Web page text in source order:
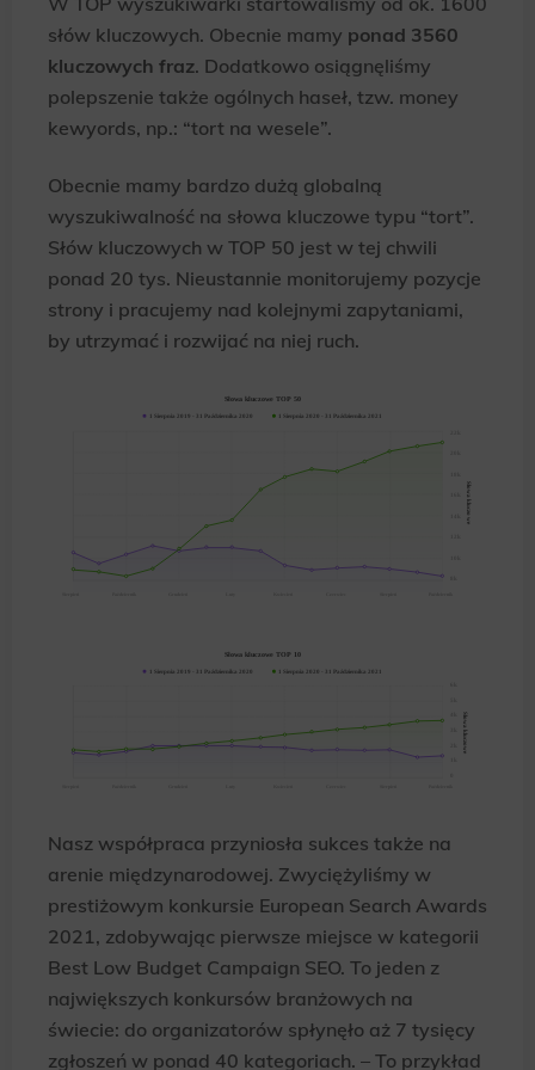
websites, profile the user, providing him or her with the marketing, advertising and retargeting content deemed most
słów kluczowych. Obecnie mamy ponad 3560
kluczowych fraz. Dodatkowo osiągnęliśmy
polepszenie także ogólnych haseł, tzw. money
kewyords, np.: “tort na wesele”.
Obecnie mamy bardzo dużą globalną
wyszukiwalność na słowa kluczowe typu “tort”.
Słów kluczowych w TOP 50 jest w tej chwili
ponad 20 tys. Nieustannie monitorujemy pozycje
strony i pracujemy nad kolejnymi zapytaniami,
by utrzymać i rozwijać na niej ruch.
Nasz współpraca przyniosła sukces także na
arenie międzynarodowej. Zwyciężyliśmy w
prestiżowym konkursie European Search Awards
2021, zdobywając pierwsze miejsce w kategorii
Best Low Budget Campaign SEO. To jeden z
największych konkursów branżowych na
świecie: do organizatorów spłynęło aż 7 tysięcy
zgłoszeń w ponad 40 kategoriach. – To przykład